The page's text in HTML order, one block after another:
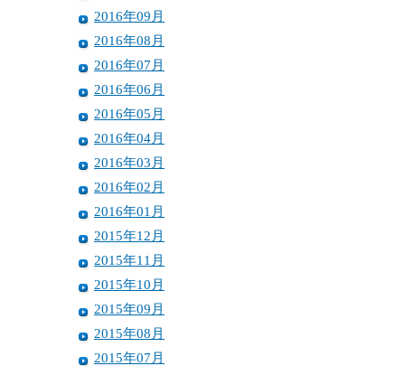
2016年09月
2016年08月
2016年07月
2016年06月
2016年05月
2016年04月
2016年03月
2016年02月
2016年01月
2015年12月
2015年11月
2015年10月
2015年09月
2015年08月
2015年07月